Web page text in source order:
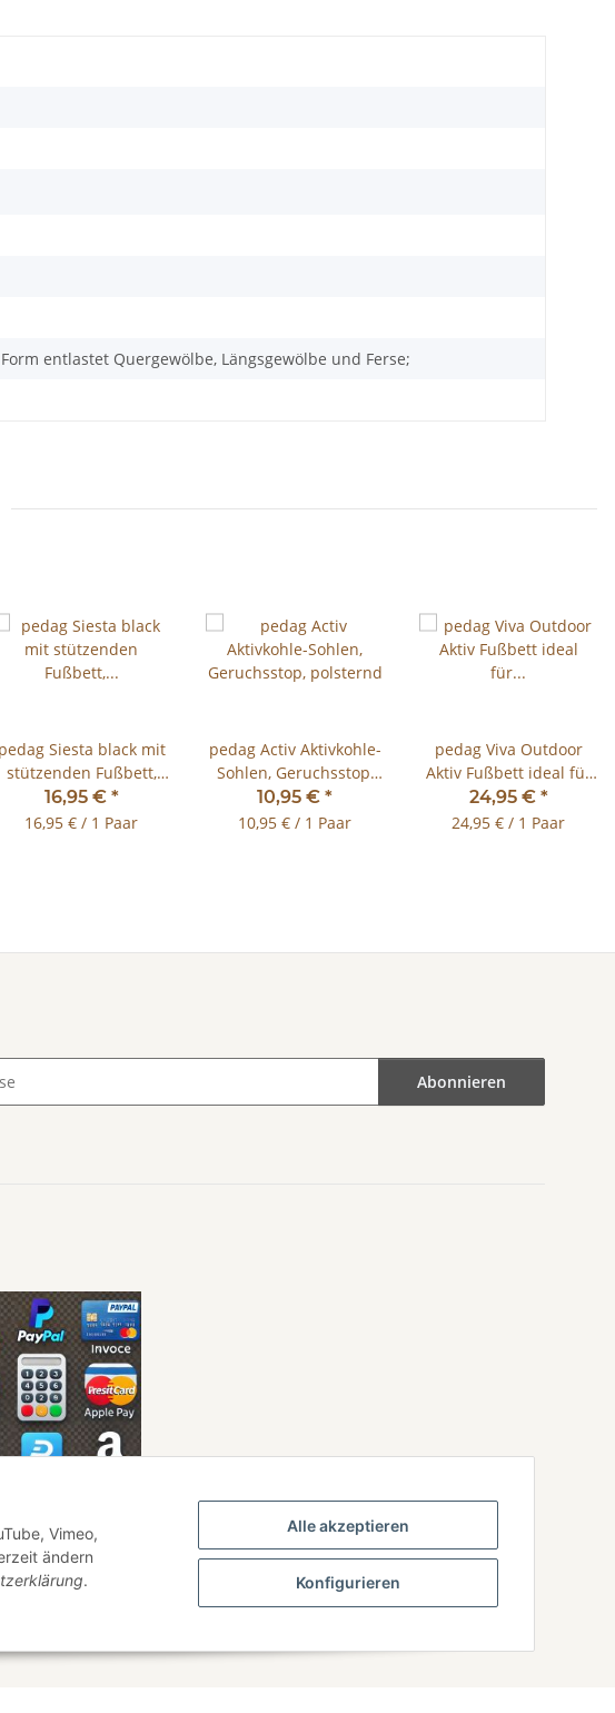
Alle akzeptieren
Konfigurieren
Vimeo,
ändern
.
entlastet Quergewölbe, Längsgewölbe und Ferse;
pedag Siesta black mit
stützenden Fußbett,
Flexible Schuheinlagen
16,95 € *
16,95 € / 1 Paar
pedag Activ Aktivkohle-
Sohlen, Geruchsstop,
polsternd
10,95 € *
10,95 € / 1 Paar
pedag Viva Outdoor
Aktiv Fußbett ideal für
Beruf und Freizeit
vegan
24,95 € *
24,95 € / 1 Paar
Abonnieren